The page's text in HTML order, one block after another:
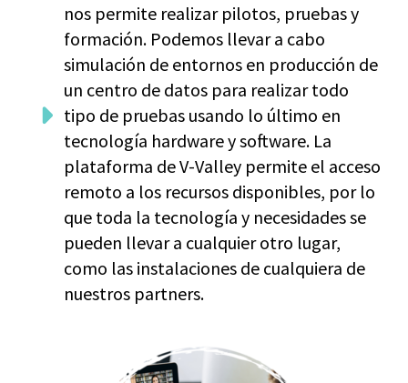
nos permite realizar pilotos, pruebas y
formación. Podemos llevar a cabo
simulación de entornos en producción de
un centro de datos para realizar todo
tipo de pruebas usando lo último en
tecnología hardware y software. La
plataforma de V-Valley permite el acceso
remoto a los recursos disponibles, por lo
que toda la tecnología y necesidades se
pueden llevar a cualquier otro lugar,
como las instalaciones de cualquiera de
nuestros partners.